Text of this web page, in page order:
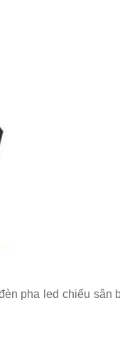
pha led chiếu sân